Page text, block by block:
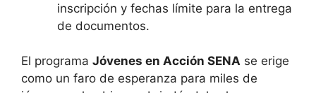
inscripción y fechas límite para la entrega
de documentos.
El programa Jóvenes en Acción SENA se erige
como un faro de esperanza para miles de